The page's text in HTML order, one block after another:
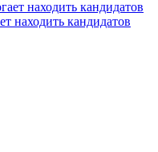
находить кандидатов